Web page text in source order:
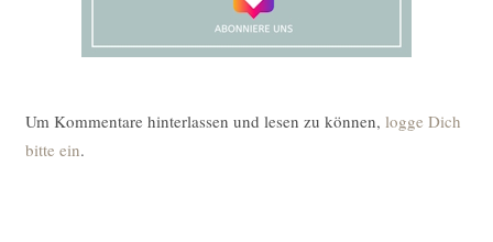
Um Kommentare hinterlassen und lesen zu können, logge Dich
bitte ein.